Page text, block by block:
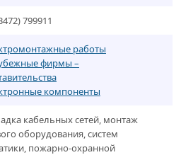
799911
работы
фирмы –
компоненты
кабельных сетей, монтаж
оборудования, систем
пожарно-охранной